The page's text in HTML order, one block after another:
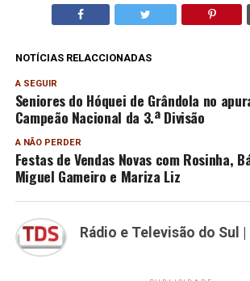
NOTÍCIAS RELACCIONADAS
A SEGUIR
Seniores do Hóquei de Grândola no
Campeão Nacional da 3.ª Divisão
A NÃO PERDER
Festas de Vendas Novas com Rosinha,
Miguel Gameiro e Mariza Liz
Rádio e Televisão do Sul |